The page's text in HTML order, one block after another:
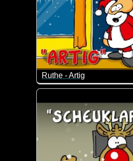
Ruthe - Artig
An wen erinnert uns